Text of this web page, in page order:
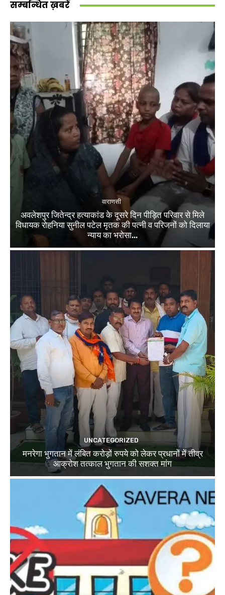
सम्बन्धित ख़बरें
वाराणसी
अवलेशपुर जितेन्द्र हत्याकांड के दूसरे दिन पीड़ित परिवार से मिले
विधायक रोहनिया सुनील पटेल मृतक की पत्नी व परिजनों को दिलाया
न्याय का भरोसा...
UNCATEGORIZED
मनरेगा भुगतान में लंबित करोड़ों रुपये को लेकर प्रधानों में तीव्र
आक्रोश तत्काल भुगतान की सशक्त मांग